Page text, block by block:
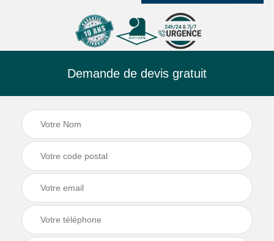
Demande de devis gratuit